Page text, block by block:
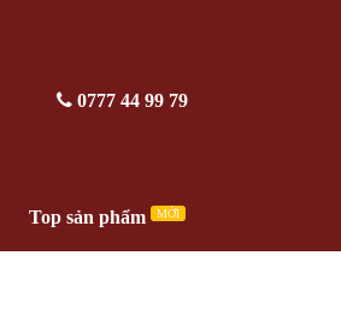
0777 44 99 79
Top sản phẩm MỚI